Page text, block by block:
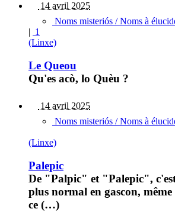
14 avril 2025
Noms misteriós / Noms à
| 1
(Linxe)
Le Queou
Qu'es acò, lo Quèu ?
14 avril 2025
Noms misteriós / Noms à
(Linxe)
Palepic
De "Palpic" et "Palepic",
plus normal en gascon, même
ce (…)